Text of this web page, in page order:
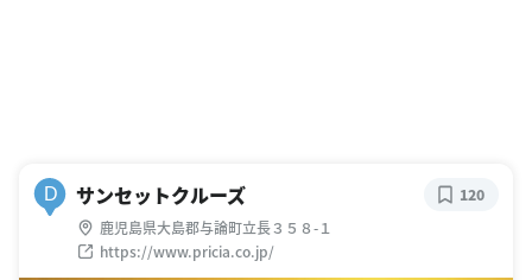
D サンセットクルーズ
鹿児島県大島郡与論町立長３５８-１
https://www.pricia.co.jp/
120